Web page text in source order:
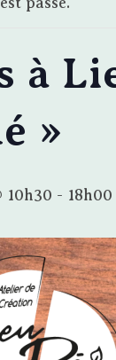
à
»
10h30 - 18h00